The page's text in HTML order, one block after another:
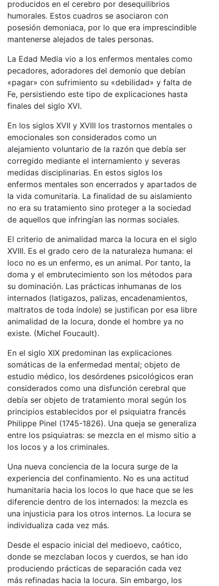
producidos en el cerebro por desequilibrios
humorales. Estos cuadros se asociaron con
posesión demoniaca, por lo que era imprescindible
mantenerse alejados de tales personas.
La Edad Media vio a los enfermos mentales como
pecadores, adoradores del demonio que debían
«pagar» con sufrimiento su «debilidad» y falta de
Fe, persistiendo este tipo de explicaciones hasta
finales del siglo XVI.
En los siglos XVII y XVIII los trastornos mentales o
emocionales son considerados como un
alejamiento voluntario de la razón que debía ser
corregido mediante el internamiento y severas
medidas disciplinarias. En estos siglos los
enfermos mentales son encerrados y apartados de
la vida comunitaria. La finalidad de su aislamiento
no era su tratamiento sino proteger a la sociedad
de aquellos que infringían las normas sociales.
El criterio de animalidad marca la locura en el siglo
XVIII. Es el grado cero de la naturaleza humana: el
loco no es un enfermo, es un animal. Por tanto, la
doma y el embrutecimiento son los métodos para
su dominación. Las prácticas inhumanas de los
internados (latigazos, palizas, encadenamientos,
maltratos de toda índole) se justifican por esa libre
animalidad de la locura, donde el hombre ya no
existe. (Michel Foucault).
En el siglo XIX predominan las explicaciones
somáticas de la enfermedad mental; objeto de
estudio médico, los desórdenes psicológicos eran
considerados como una disfunción cerebral que
debía ser objeto de tratamiento moral según los
principios establecidos por el psiquiatra francés
Philippe Pinel (1745-1826). Una queja se generaliza
entre los psiquiatras: se mezcla en el mismo sitio a
los locos y a los criminales.
Una nueva conciencia de la locura surge de la
experiencia del confinamiento. No es una actitud
humanitaria hacia los locos lo que hace que se les
diferencie dentro de los internados: la mezcla es
una injusticia para los otros internos. La locura se
individualiza cada vez más.
Desde el espacio inicial del medioevo, caótico,
donde se mezclaban locos y cuerdos, se han ido
produciendo prácticas de separación cada vez
más refinadas hacia la locura. Sin embargo, los